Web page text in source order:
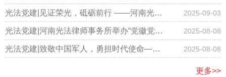
事务所隆重召开国庆节庆祝大会
光法党建|见证荣光，砥砺前行 ——河南光法
律师事务所律师集体观看阅兵仪式
2025-09-03
光法党建|河南光法律师事务所举办“党徽党旗
有规范，学习践行记心间”专题学习主题党日
2025-08-08
光法党建|致敬中国军人，勇担时代使命—— 2025-08-08
更多>>